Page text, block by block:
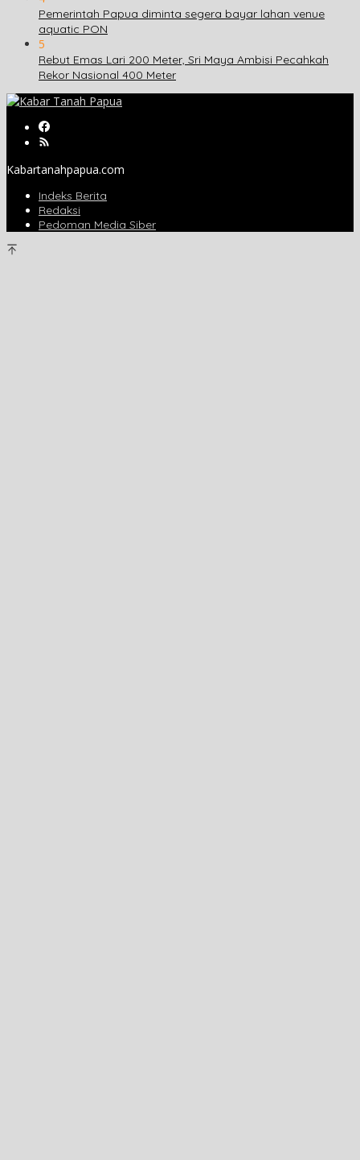
Pemerintah Papua diminta segera bayar lahan venue
aquatic PON
5
Rebut Emas Lari 200 Meter, Sri Maya Ambisi Pecahkah
Rekor Nasional 400 Meter
Kabartanahpapua.com
Indeks Berita
Redaksi
Pedoman Media Siber